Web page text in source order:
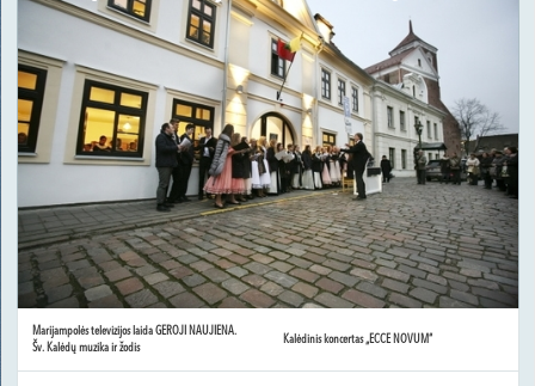
Marijampolės televizijos laida GEROJI NAUJIENA.
Šv. Kalėdų muzika ir žodis
Kalėdinis koncertas „ECCE NOVUM“